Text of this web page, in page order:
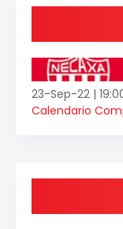
23-Sep-22 |
Calendario